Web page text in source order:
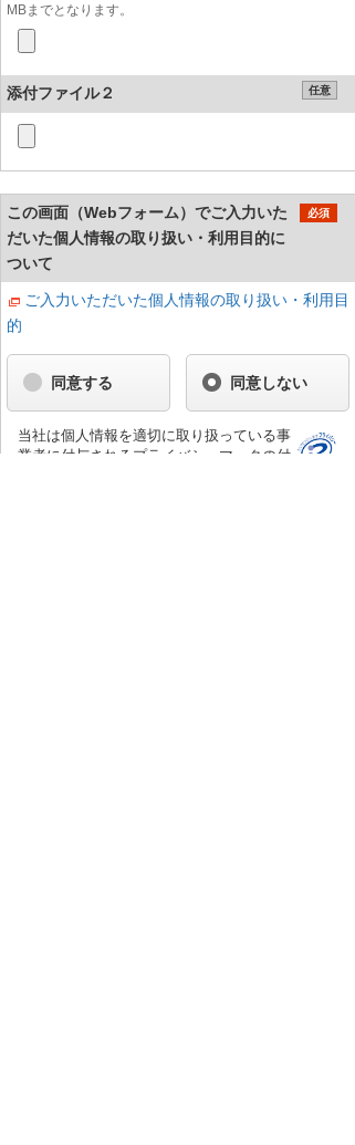
MBまでとなります。
添付ファイル２ 任意
この画面（Webフォーム）でご入力いた
だいた個人情報の取り扱い・利用目的に
ついて
必須
ご入力いただいた個人情報の取り扱い・利用目
的
同意する 同意しない
当社は個人情報を適切に取り扱っている事
業者に付与されるプライバシーマークの付